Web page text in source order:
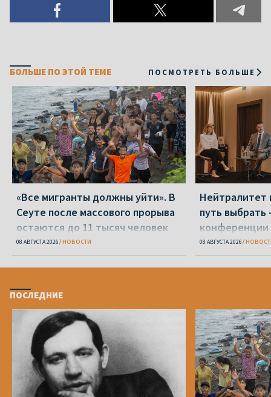
БОЛЬШЕ ПО ЭТОЙ ТЕМЕ ПОСМОТРЕТЬ БОЛЬШЕ
«Все мигранты должны уйти». В
Сеуте после массового прорыва
остаются до 11 тысяч человек
08 АВГУСТА 2026 НОВОСТИ
Нейтралитет
путь выбрать
конференции
08 АВГУСТА 2026
ПОСЛЕДНИЕ